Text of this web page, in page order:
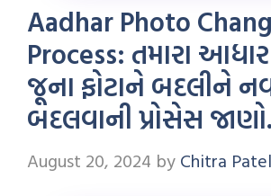
Aadhar Photo
Process: તમારા આધાર
જૂના ફોટાને બદલીને
બદલવાની પ્રોસેસ જાણો.
August 20, 2024 by Chitra Patel